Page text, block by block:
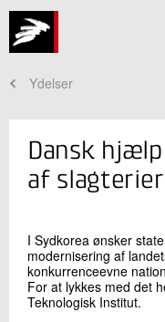
Ydelser
Dansk
af
I Sydkorea ønsker
modernisering af
konkurrenceevne
For at lykkes med det
Teknologisk Institut.